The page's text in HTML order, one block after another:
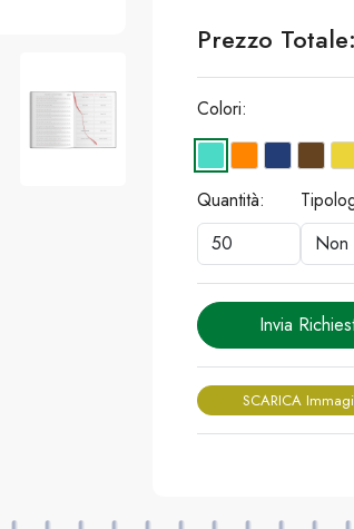
Prezzo Totale:
Colori:
Quantità:
Invia
SCARICA